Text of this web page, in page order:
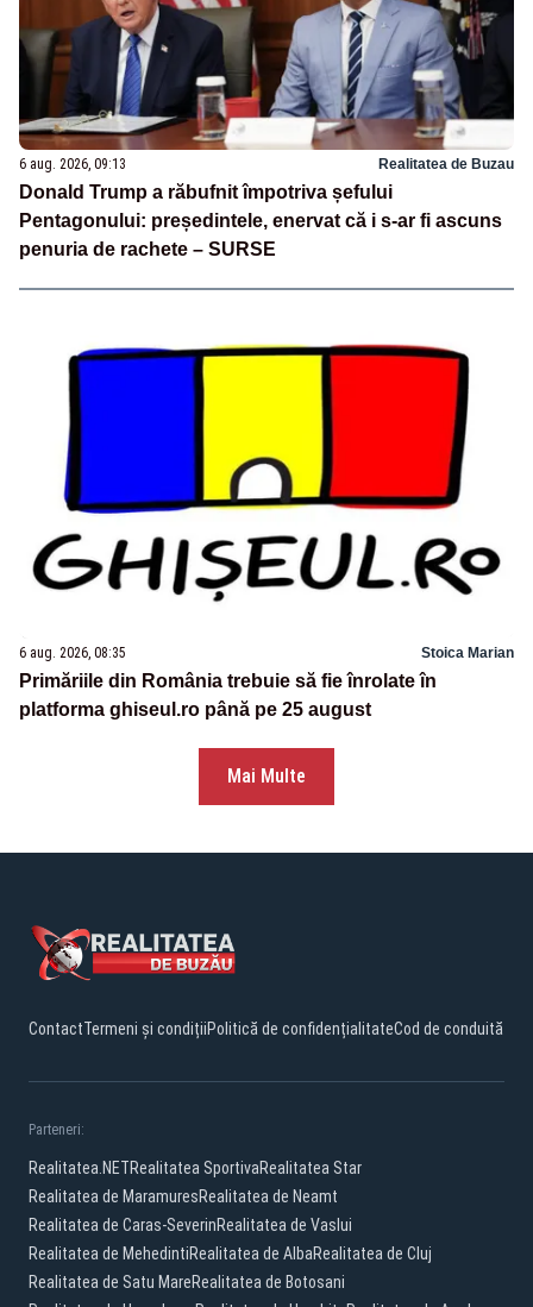
6 aug. 2026, 09:13 Realitatea de Buzau
Donald Trump a răbufnit împotriva șefului
Pentagonului: președintele, enervat că i s-ar fi ascuns
penuria de rachete – SURSE
6 aug. 2026, 08:35 Stoica Marian
Primăriile din România trebuie să fie înrolate în
platforma ghiseul.ro până pe 25 august
Mai Multe
ContactTermeni și condițiiPolitică de confidențialitateCod de conduită
Parteneri:
Realitatea.NETRealitatea SportivaRealitatea Star
Realitatea de MaramuresRealitatea de Neamt
Realitatea de Caras-SeverinRealitatea de Vaslui
Realitatea de MehedintiRealitatea de AlbaRealitatea de Cluj
Realitatea de Satu MareRealitatea de Botosani